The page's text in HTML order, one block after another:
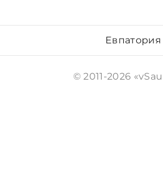
Евпатория
© 2011-2026